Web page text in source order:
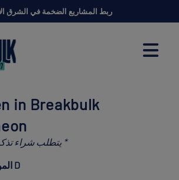
ربط المشاريع الضخمة في الشرق
in Breakbulk
* يتطلب شراء تذكرة إضافية *
الموقع: شارقة D